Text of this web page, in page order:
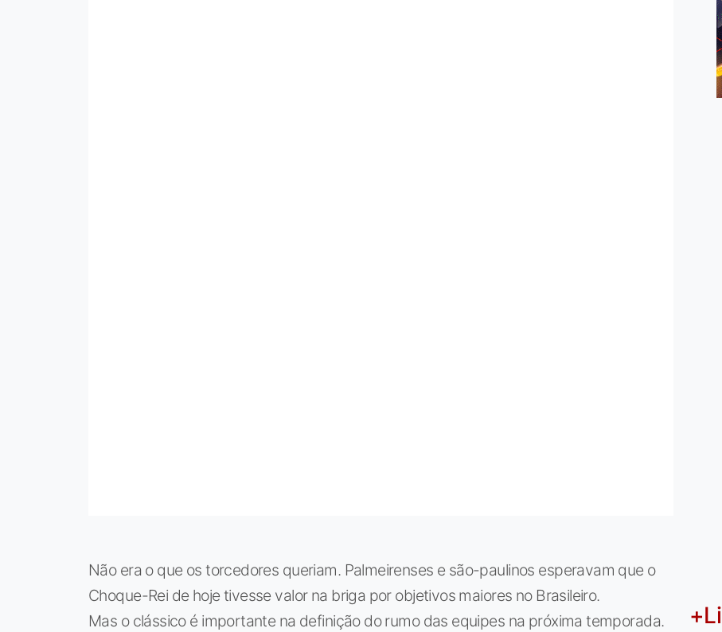
Não era o que os torcedores queriam. Palmeirenses e são-paulinos esperavam que o
Choque-Rei de hoje tivesse valor na briga por objetivos maiores no Brasileiro.
Mas o clássico é importante na definição do rumo das equipes na próxima temporada.